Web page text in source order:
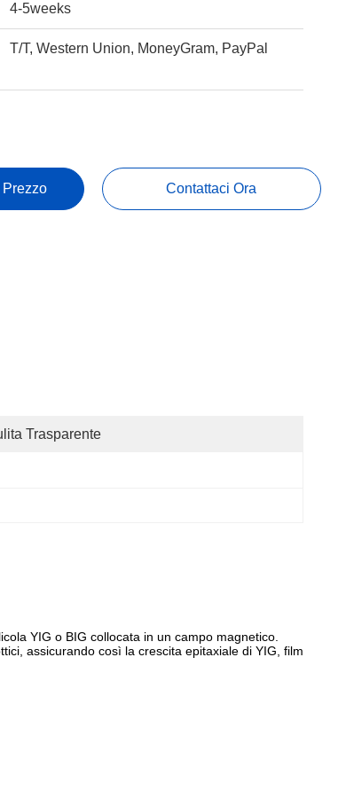
4-5weeks
T/T, Western Union, MoneyGram, PayPal
Contattaci Ora
Trasparente
YIG o BIG collocata in un campo magnetico.
assicurando così la crescita epitaxiale di YIG, film